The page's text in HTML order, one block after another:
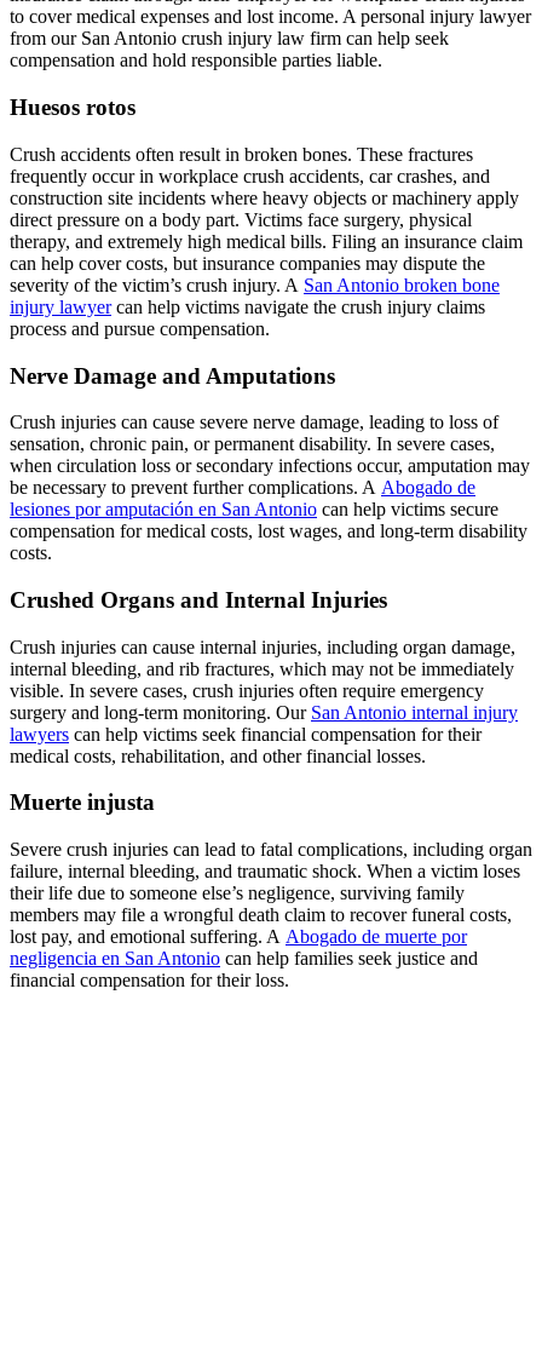
to cover medical expenses and lost income. A personal injury lawyer
from our San Antonio crush injury law firm can help seek
compensation and hold responsible parties liable.
Huesos rotos
Crush accidents often result in broken bones. These fractures
frequently occur in workplace crush accidents, car crashes, and
construction site incidents where heavy objects or machinery apply
direct pressure on a body part. Victims face surgery, physical
therapy, and extremely high medical bills. Filing an insurance claim
can help cover costs, but insurance companies may dispute the
severity of the victim’s crush injury. A San Antonio broken bone
injury lawyercan help victims navigate the crush injury claims
process and pursue compensation.
Nerve Damage and Amputations
Crush injuries can cause severe nerve damage, leading to loss of
sensation, chronic pain, or permanent disability. In severe cases,
when circulation loss or secondary infections occur, amputation may
be necessary to prevent further complications. A Abogado de
lesiones por amputación en San Antonio can help victims secure
compensation for medical costs, lost wages, and long-term disability
costs.
Crushed Organs and Internal Injuries
Crush injuries can cause internal injuries, including organ damage,
internal bleeding, and rib fractures, which may not be immediately
visible. In severe cases, crush injuries often require emergency
surgery and long-term monitoring. Our San Antonio internal injury
lawyers can help victims seek financial compensation for their
medical costs, rehabilitation, and other financial losses.
Muerte injusta
Severe crush injuries can lead to fatal complications, including organ
failure, internal bleeding, and traumatic shock. When a victim loses
their life due to someone else’s negligence, surviving family
members may file a wrongful death claim to recover funeral costs,
lost pay, and emotional suffering. A Abogado de muerte por
negligencia en San Antonio can help families seek justice and
financial compensation for their loss.